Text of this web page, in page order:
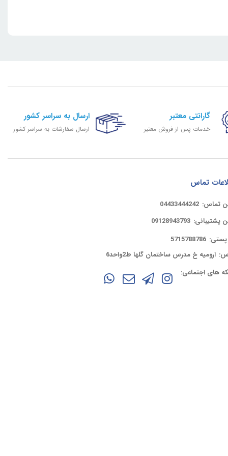
گارانتی معتبر
خدمات پس از فروش معتبر
ارسال به سراسر کشور
ارسال سفارشات به سراسر کشور
تماس
تماس: 04433444242
پشتیبانی: 09128943793
5715788786
ارومیه خ مدرس ساختمان گلها ط2واحد6
های اجتماعی: